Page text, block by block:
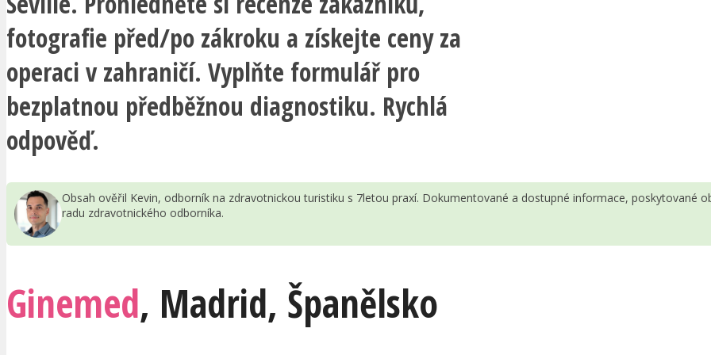
fotografie před/po zákroku a získejte ceny za
operaci v zahraničí. Vyplňte formulář pro
bezplatnou předběžnou diagnostiku. Rychlá
odpověď.
Obsah ověřil Kevin, odborník na zdravotnickou turistiku s 7letou praxí. Dokumentované a dostupné informace, poskytované
radu zdravotnického odborníka.
Ginemed, Madrid, Španělsko